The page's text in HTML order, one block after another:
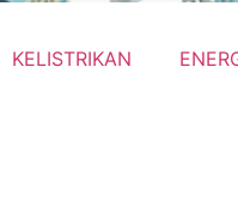
KELISTRIKAN